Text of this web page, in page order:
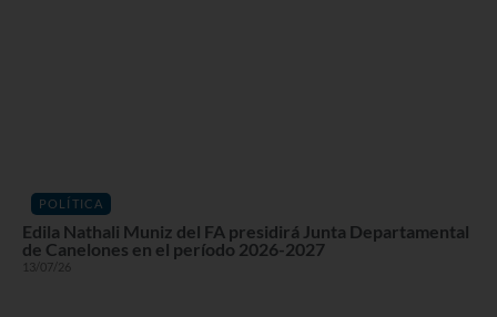
POLÍTICA
Edila Nathali Muniz del FA presidirá Junta Departamental
de Canelones en el período 2026-2027
13/07/26